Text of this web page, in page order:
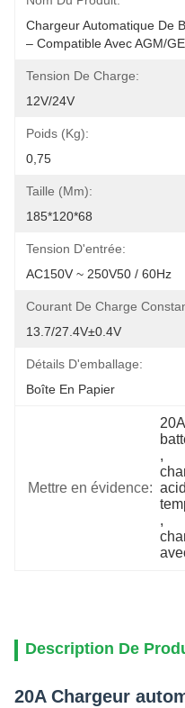
Chargeur Automatique De
– Compatible Avec AGM/
Tension De Charge:
12V/24V
Poids (kg):
0,75
Taille (mm):
185*120*68
Tension D'entrée:
AC150V ~ 250V50 / 60Hz
Courant De Charge
13.7/27.4V±0.4V
Détails D'emballage:
Boîte En Papier
Mettre en évidence:
,
,
Description De
20A Chargeur